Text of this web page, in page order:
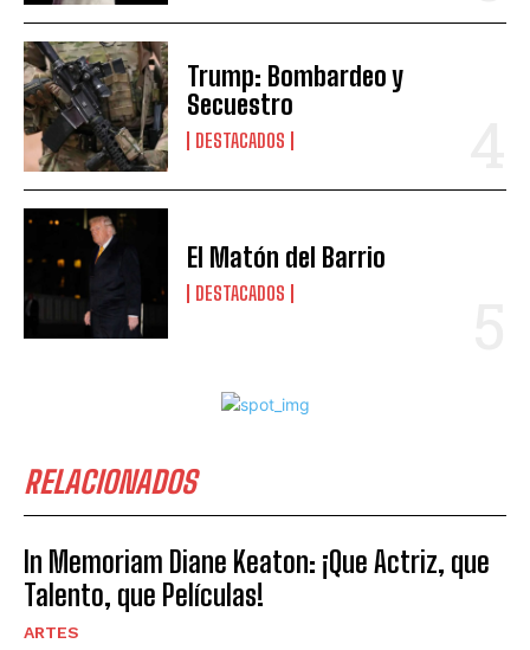
Trump: Bombardeo y
Secuestro
DESTACADOS
El Matón del Barrio
DESTACADOS
RELACIONADOS
In Memoriam Diane Keaton: ¡Que Actriz, que
Talento, que Películas!
ARTES